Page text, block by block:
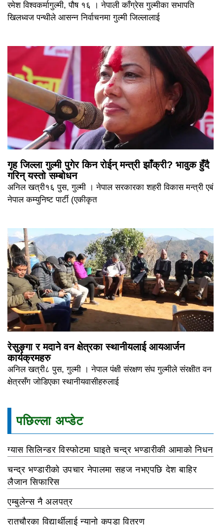
रमेश विश्वकर्मागुल्मी, पौष १६ । नेपाली काँग्रेस गुल्मीका सभापति
खिलध्वज पन्थीले आसन्न निर्वाचनमा गुल्मी जिल्लालाई
गृह जिल्ला गुल्मी पुगेर किन रोईन् मन्त्री झाँक्री? भावुक हुँदै
गरिन् यस्तो सम्बोधन
अनिल खत्री१६ पुस, गुल्मी । नेपाल सरकारका शहरी विकास मन्त्री एबं
नेपाल कम्युनिष्ट पार्टी (एकीकृत
रेसुङ्गा र मदाने वन क्षेत्रका स्थानीयलाई आयआर्जन
कार्यक्रमहरु
अनिल खत्री८ पुस, गुल्मी । नेपाल पंक्षी संरक्षण संघ गुल्मीले संरक्षीत वन
क्षेत्रसँग जोडिएका स्थानीयवासीहरुलाई
पछिल्ला अप्डेट
ग्यास सिलिन्डर विस्फोटमा घाइते चन्द्र भण्डारीकी आमाको निधन
चन्द्र भण्डारीको उपचार नेपालमा सहज नभएपछि देश बाहिर
लैजान सिफारिस
एम्बुलेन्स नै अलपत्र
रातचौरका विद्यार्थीलाई न्यानो कपडा वितरण